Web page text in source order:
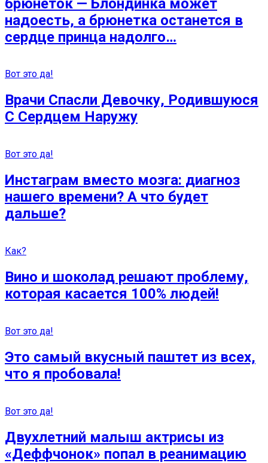
надоесть, а брюнетка останется в
сердце принца надолго…
Вот это да!
Врачи Спасли Девочку, Родившуюся
С Сердцем Наружу
Вот это да!
Инстаграм вместо мозга: диагноз
нашего времени? А что будет
дальше?
Как?
Вино и шоколад решают проблему,
которая касается 100% людей!
Вот это да!
Это самый вкусный паштет из всех,
что я пробовала!
Вот это да!
Двухлетний малыш актрисы из
«Деффчонок» попал в реанимацию